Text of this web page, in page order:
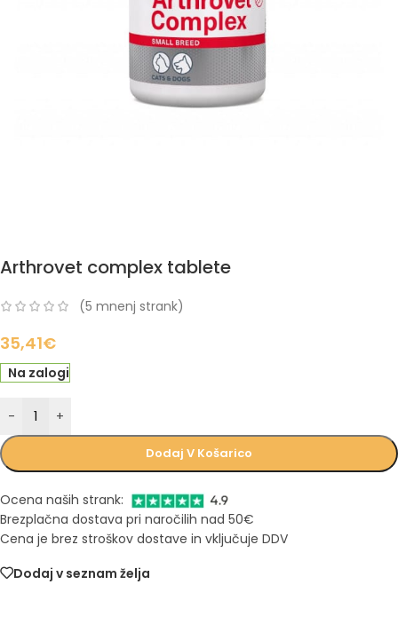
Arthrovet complex tablete
(5 mnenj strank)
35,41€
Na zalogi
- +
Dodaj V Košarico
Ocena naših strank:
Brezplačna dostava pri naročilih nad 50€
Cena je brez stroškov dostave in vključuje DDV
Dodaj v seznam želja